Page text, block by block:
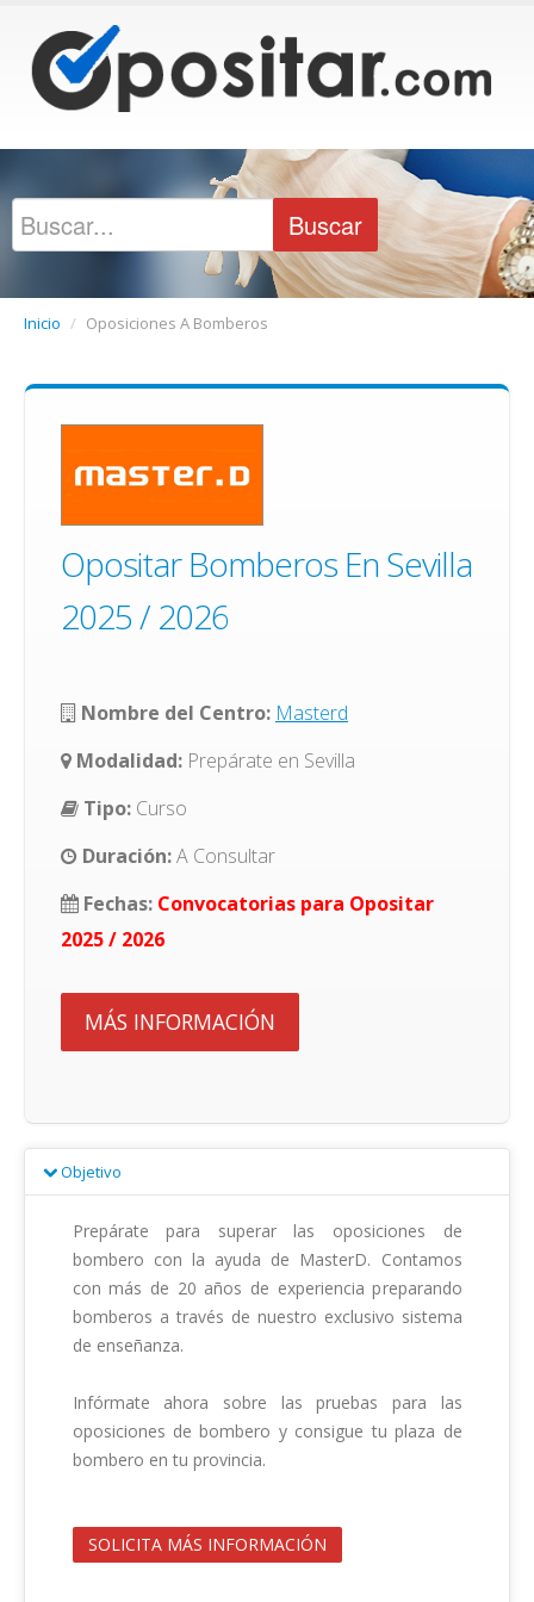
Inicio / Oposiciones A Bomberos
Opositar Bomberos En Sevilla
2025 / 2026
Nombre del Centro: Masterd
Modalidad: Prepárate en Sevilla
Tipo: Curso
Duración:A Consultar
Fechas: Convocatorias para Opositar
2025 / 2026
MÁS INFORMACIÓN
Objetivo
Prepárate para superar las oposiciones de
bombero con la ayuda de MasterD. Contamos
con más de 20 años de experiencia preparando
bomberos a través de nuestro exclusivo sistema
de enseñanza.
Infórmate ahora sobre las pruebas para las
oposiciones de bombero y consigue tu plaza de
bombero en tu provincia.
SOLICITA MÁS INFORMACIÓN